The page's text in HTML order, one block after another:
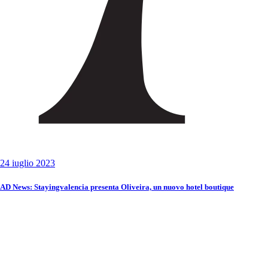
24 iuglio 2023
AD News: Stayingvalencia presenta Oliveira, un nuovo hotel boutique